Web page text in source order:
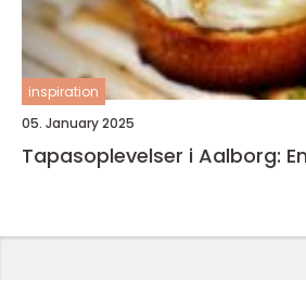
inspiration
05. January 2025
Tapasoplevelser i Aalborg: